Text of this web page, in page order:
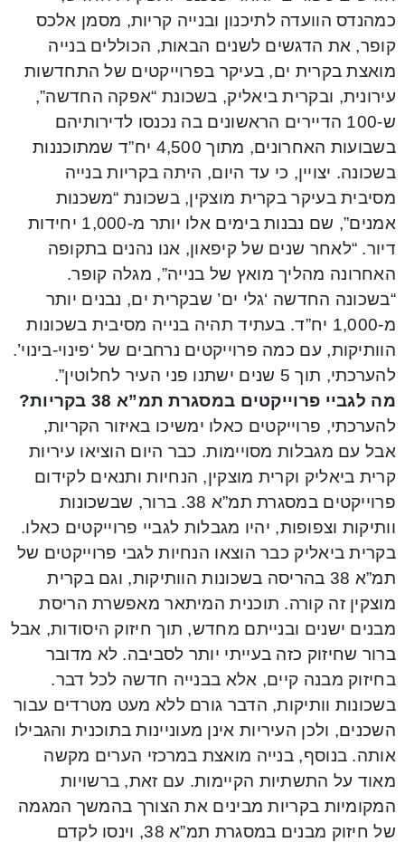
כמהנדס הוועדה לתיכנון ובנייה קריות, מסמן אלכס
קופר, את הדגשים לשנים הבאות, הכוללים בנייה
מואצת בקרית ים, בעיקר בפרוייקטים של התחדשות
עירונית, ובקרית ביאליק, בשכונת “אפקה החדשה”,
ש-100 הדיירים הראשונים בה נכנסו לדירותיהם
בשבועות האחרונים, מתוך 4,500 יח”ד שמתוכננות
בשכונה. יצויין, כי עד היום, היתה בקריות בנייה
מסיבית בעיקר בקרית מוצקין, בשכונת “משכנות
אמנים”, שם נבנות בימים אלו יותר מ-1,000 יחידות
דיור. “לאחר שנים של קיפאון, אנו נהנים בתקופה
האחרונה מהליך מואץ של בנייה”, מגלה קופר.
“בשכונה החדשה ‘גלי ים’ שבקרית ים, נבנים יותר
מ-1,000 יח”ד. בעתיד תהיה בנייה מסיבית בשכונות
הוותיקות, עם כמה פרוייקטים נרחבים של ‘פינוי-בינוי’.
להערכתי, תוך 5 שנים ישתנו פני העיר לחלוטין”.
מה לגביי פרוייקטים במסגרת תמ”א 38 בקריות?
להערכתי, פרוייקטים כאלו ימשיכו באיזור הקריות,
אבל עם מגבלות מסויימות. כבר היום הוציאו עיריות
קרית ביאליק וקרית מוצקין, הנחיות ותנאים לקידום
פרוייקטים במסגרת תמ”א 38. ברור, שבשכונות
וותיקות וצפופות, יהיו מגבלות לגביי פרוייקטים כאלו.
בקרית ביאליק כבר הוצאו הנחיות לגבי פרוייקטים של
תמ”א 38 בהריסה בשכונות הוותיקות, וגם בקרית
מוצקין זה קורה. תוכנית המיתאר מאפשרת הריסת
מבנים ישנים ובנייתם מחדש, תוך חיזוק היסודות, אבל
ברור שחיזוק כזה בעייתי יותר לסביבה. לא מדובר
בחיזוק מבנה קיים, אלא בבנייה חדשה לכל דבר.
בשכונות וותיקות, הדבר גורם ללא מעט מטרדים עבור
השכנים, ולכן העיריות אינן מעוניינות בתוכנית והגבילו
אותה. בנוסף, בנייה מואצת במרכזי הערים מקשה
מאוד על התשתיות הקיימות. עם זאת, ברשויות
המקומיות בקריות מבינים את הצורך בהמשך המגמה
של חיזוק מבנים במסגרת תמ”א 38, וינסו לקדם